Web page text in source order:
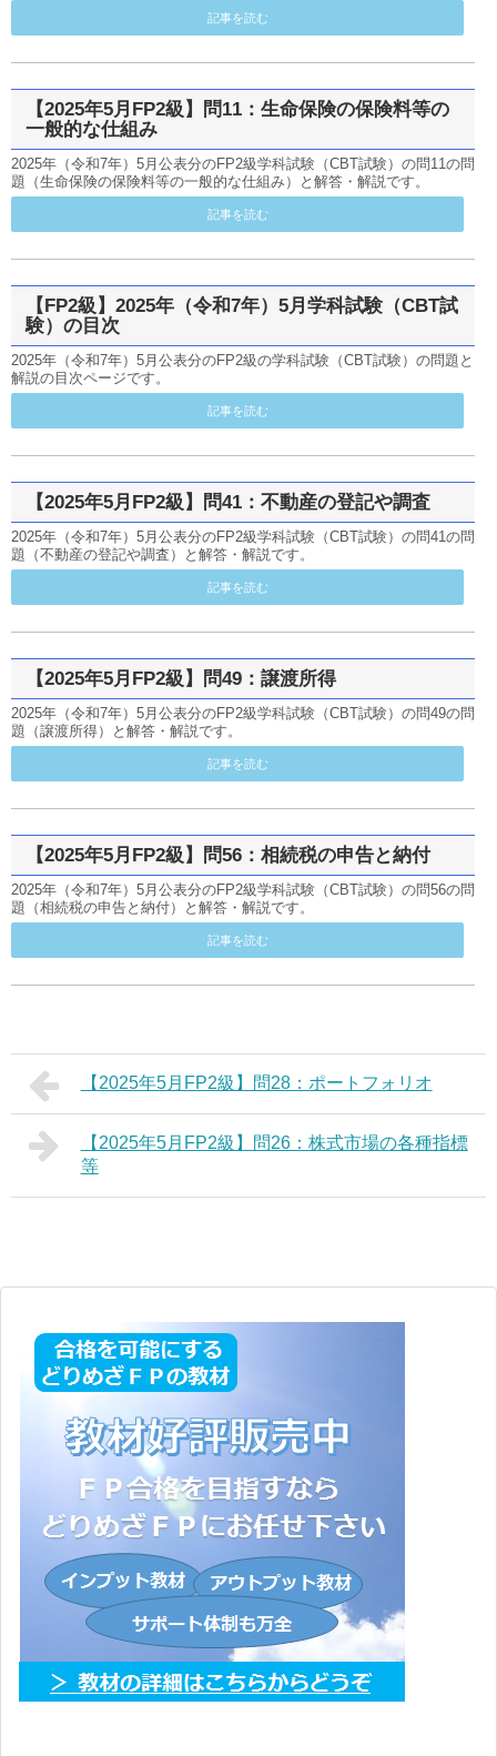
記事を読む
【2025年5月FP2級】問11：生命保険の保険料等の
一般的な仕組み
2025年（令和7年）5月公表分のFP2級学科試験（CBT試験）の問11の問
題（生命保険の保険料等の一般的な仕組み）と解答・解説です。
記事を読む
【FP2級】2025年（令和7年）5月学科試験（CBT試
験）の目次
2025年（令和7年）5月公表分のFP2級の学科試験（CBT試験）の問題と
解説の目次ページです。
記事を読む
【2025年5月FP2級】問41：不動産の登記や調査
2025年（令和7年）5月公表分のFP2級学科試験（CBT試験）の問41の問
題（不動産の登記や調査）と解答・解説です。
記事を読む
【2025年5月FP2級】問49：譲渡所得
2025年（令和7年）5月公表分のFP2級学科試験（CBT試験）の問49の問
題（譲渡所得）と解答・解説です。
記事を読む
【2025年5月FP2級】問56：相続税の申告と納付
2025年（令和7年）5月公表分のFP2級学科試験（CBT試験）の問56の問
題（相続税の申告と納付）と解答・解説です。
記事を読む
【2025年5月FP2級】問28：ポートフォリオ
【2025年5月FP2級】問26：株式市場の各種指標
等